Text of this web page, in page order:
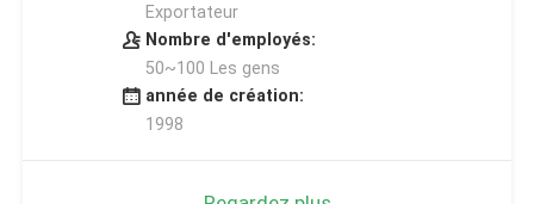
Exportateur
Nombre d'employés:
50~100 Les gens
année de création:
1998